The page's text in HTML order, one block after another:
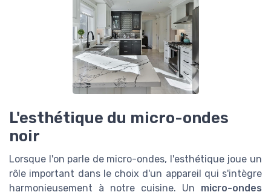
L'esthétique du micro-ondes
noir
Lorsque l'on parle de micro-ondes, l'esthétique joue un
rôle important dans le choix d'un appareil qui s'intègre
harmonieusement à notre cuisine. Un micro-ondes